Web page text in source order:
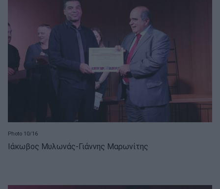
Photo 10/16
Ιάκωβος Μυλωνάς-Γιάννης Μαρωνίτης